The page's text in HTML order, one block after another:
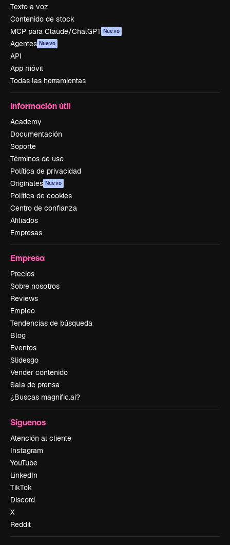
Texto a voz
Contenido de stock
MCP para Claude/ChatGPT Nuevo
Agentes Nuevo
API
App móvil
Todas las herramientas
Información útil
Academy
Documentación
Soporte
Términos de uso
Política de privacidad
Originales Nuevo
Política de cookies
Centro de confianza
Afiliados
Empresas
Empresa
Precios
Sobre nosotros
Reviews
Empleo
Tendencias de búsqueda
Blog
Eventos
Slidesgo
Vender contenido
Sala de prensa
¿Buscas magnific.ai?
Síguenos
Atención al cliente
Instagram
YouTube
LinkedIn
TikTok
Discord
X
Reddit